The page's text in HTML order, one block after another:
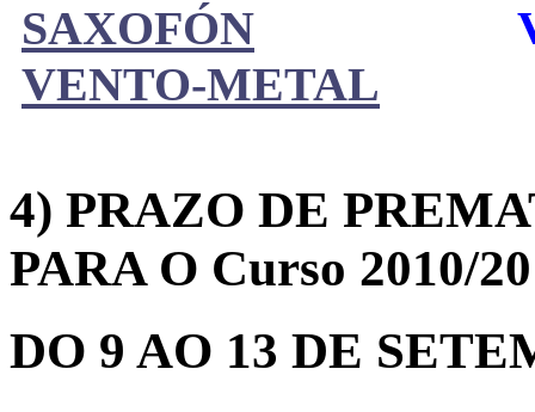
SAXOFÓN
VENTO-METAL
4) PRAZO DE
PARA O Curso 2010/
DO 9 AO 13 DE